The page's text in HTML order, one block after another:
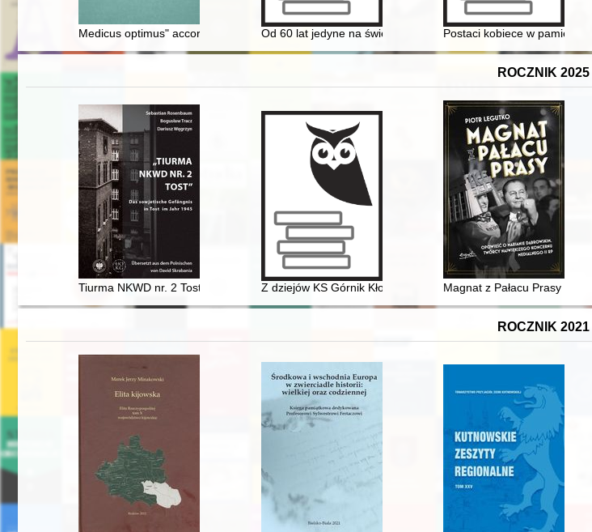
Medicus optimus" according to Szymon of Łowicz (on the basis of Centiloquium et infirmis
Od 60 lat jedyne na świecie - bo nasze : wydanie
Postaci kobiece w
ROCZNIK 2025
Tiurma NKWD nr. 2 Tost" : das sowjetische Gefängnis in Tost im Jahr 1945
Z dziejów KS Górnik Kłodawa Magnat z Pałacu Prasy :
ROCZNIK 2021